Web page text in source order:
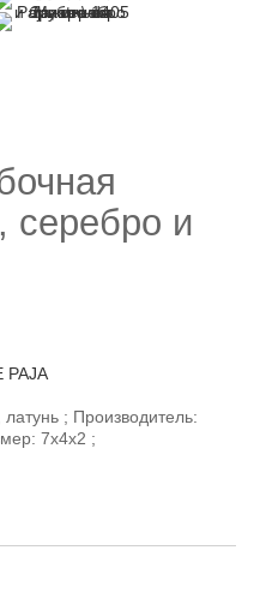
серебро и
PAJA
; Производитель:
7х4х2 ;